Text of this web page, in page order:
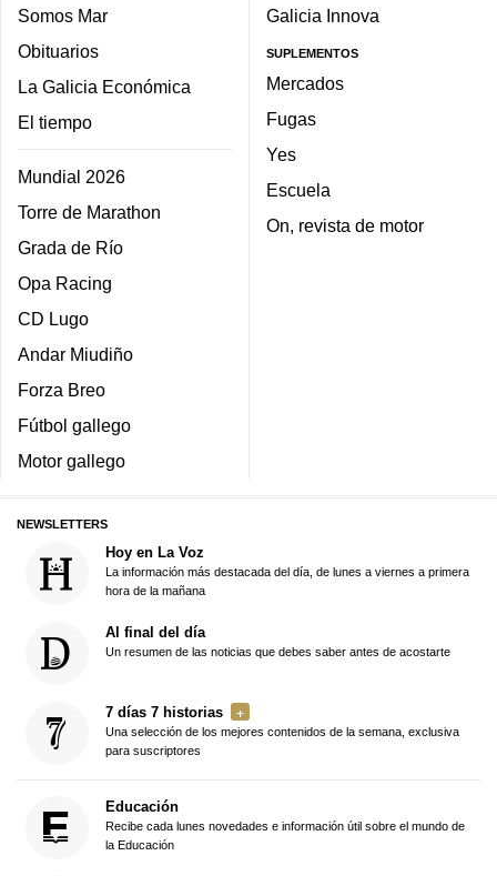
Somos Mar
Obituarios
La Galicia Económica
El tiempo
Mundial 2026
Torre de Marathon
Grada de Río
Opa Racing
CD Lugo
Andar Miudiño
Forza Breo
Fútbol gallego
Motor gallego
Galicia Innova
SUPLEMENTOS
Mercados
Fugas
Yes
Escuela
On, revista de motor
NEWSLETTERS
Hoy en La Voz
La información más destacada del día, de lunes a viernes a primera
hora de la mañana
Al final del día
Un resumen de las noticias que debes saber antes de acostarte
7 días 7 historias
Una selección de los mejores contenidos de la semana, exclusiva
para suscriptores
Educación
Recibe cada lunes novedades e información útil sobre el mundo de
la Educación